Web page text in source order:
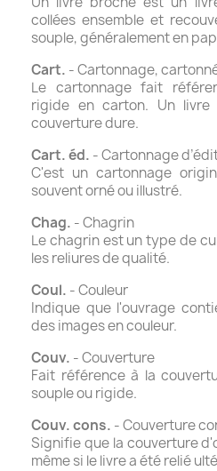
collées ensemble et
souple, généralement en
Cart. - Cartonnage,
Le cartonnage fait
rigide en carton. Un
couverture dure.
Cart. éd. - Cartonnage
C'est un cartonnage
souvent orné ou illustré.
Chag. - Chagrin
Le chagrin est un type de
les reliures de qualité.
Coul. - Couleur
Indique que l'ouvrage
des images en couleur.
Couv. - Couverture
Fait référence à la
souple ou rigide.
Couv. cons. - Couverture
Signifie que la couverture
même si le livre a été relié